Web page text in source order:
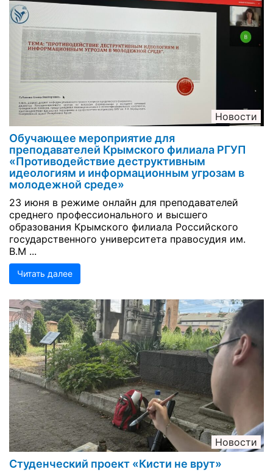
Новости
Обучающее мероприятие для
преподавателей Крымского филиала РГУП
«Противодействие деструктивным
идеологиям и информационным угрозам в
молодежной среде»
23 июня в режиме онлайн для преподавателей
среднего профессионального и высшего
образования Крымского филиала Российского
государственного университета правосудия им.
В.М ...
Читать далее
Новости
Студенческий проект «Кисти не врут»